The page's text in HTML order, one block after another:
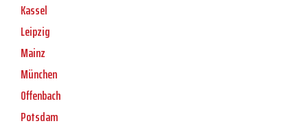
Kassel
Leipzig
Mainz
München
Offenbach
Potsdam